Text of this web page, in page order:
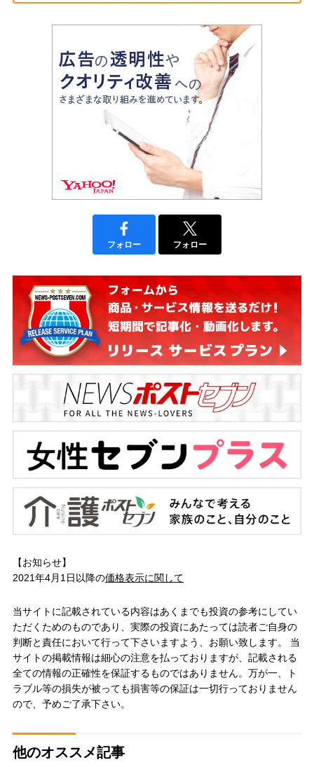
フォロー フォロー
【お知らせ】
2021年4月1日以降の価格表示に関して
当サイトに記載されている内容はあくまでも投資の参考にしてい
ただくためのものであり、実際の投資にあたっては読者ご自身の
判断と責任において行って下さいますよう、お願い致します。 当
サイトの掲載情報は細心の注意を払っておりますが、記載される
全ての情報の正確性を保証するものではありません。万が一、ト
ラブル等の損失が被っても損害等の保証は一切行っておりません
ので、予めご了承下さい。
他のオススメ記事